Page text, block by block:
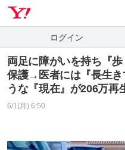
ログイン
両足に障がいを持ち『
保護→医者には『長生
うな『現在』が206万再
6/1(月) 6:50